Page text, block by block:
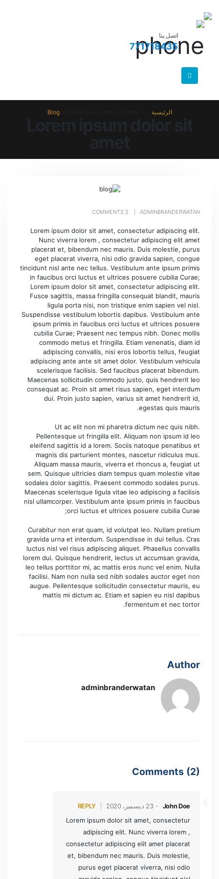
اتصل بنا
771718435
الرئيسية Blog»
ADMINBRANDERWATAN
2 COMMENTS
Lorem ipsum dolor sit amet, consectetur adipiscing elit.
Nunc viverra lorem , consectetur adipiscing elit amet
placerat et, bibendum nec mauris. Duis molestie, purus
eget placerat viverra, nisi odio gravida sapien, congue
tincidunt nisl ante nec tellus. Vestibulum ante ipsum primis
in faucibus orci luctus et ultrices posuere cubilia Curae;
Lorem ipsum dolor sit amet, consectetur adipiscing elit.
Fusce sagittis, massa fringilla consequat blandit, mauris
ligula porta nisi, non tristique enim sapien vel nisl.
Suspendisse vestibulum lobortis dapibus. Vestibulum ante
ipsum primis in faucibus orci luctus et ultrices posuere
cubilia Curae; Praesent nec tempus nibh. Donec mollis
commodo metus et fringilla. Etiam venenatis, diam id
adipiscing convallis, nisi eros lobortis tellus, feugiat
adipiscing ante ante sit amet dolor. Vestibulum vehicula
scelerisque facilisis. Sed faucibus placerat bibendum.
Maecenas sollicitudin commodo justo, quis hendrerit leo
consequat ac. Proin sit amet risus sapien, eget interdum
dui. Proin justo sapien, varius sit amet hendrerit id,
egestas quis mauris.
Ut ac elit non mi pharetra dictum nec quis nibh.
Pellentesque ut fringilla elit. Aliquam non ipsum id leo
eleifend sagittis id a lorem. Sociis natoque penatibus et
magnis dis parturient montes, nascetur ridiculus mus.
Aliquam massa mauris, viverra et rhoncus a, feugiat ut
sem. Quisque ultricies diam tempus quam molestie vitae
sodales dolor sagittis. Praesent commodo sodales purus.
Maecenas scelerisque ligula vitae leo adipiscing a facilisis
nisl ullamcorper. Vestibulum ante ipsum primis in faucibus
orci luctus et ultrices posuere cubilia Curae;
Curabitur non erat quam, id volutpat leo. Nullam pretium
gravida urna et interdum. Suspendisse in dui tellus. Cras
luctus nisl vel risus adipiscing aliquet. Phasellus convallis
lorem dui. Quisque hendrerit, lectus ut accumsan gravida,
leo tellus porttitor mi, ac mattis eros nunc vel enim. Nulla
facilisi. Nam non nulla sed nibh sodales auctor eget non
augue. Pellentesque sollicitudin consectetur mauris, eu
mattis mi dictum ac. Etiam et sapien eu nisl dapibus
fermentum et nec tortor.
Author
adminbranderwatan
Comments (2)
John Doe 23 ديسمبر، 2020
REPLY
Lorem ipsum dolor sit amet, consectetur
adipiscing elit. Nunc viverra lorem ,
consectetur adipiscing elit amet placerat
et, bibendum nec mauris. Duis molestie,
purus eget placerat viverra, nisi odio